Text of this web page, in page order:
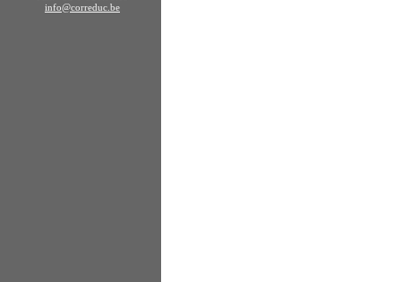
info@correduc.be